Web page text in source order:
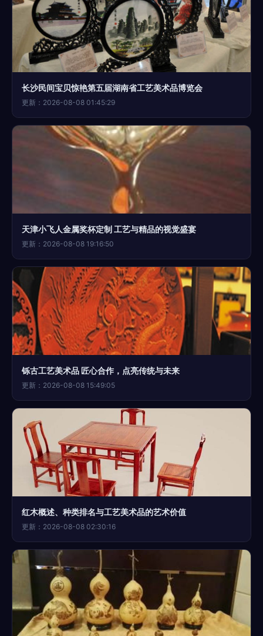
长沙民间宝贝惊艳第五届湖南省工艺美术品博览会
更新：2026-08-08 01:45:29
天津小飞人金属奖杯定制 工艺与精品的视觉盛宴
更新：2026-08-08 19:16:50
铄古工艺美术品 匠心合作，点亮传统与未来
更新：2026-08-08 15:49:05
红木概述、种类排名与工艺美术品的艺术价值
更新：2026-08-08 02:30:16